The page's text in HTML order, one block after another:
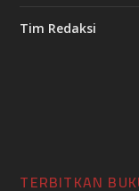
Tim Redaksi
TERBITKAN